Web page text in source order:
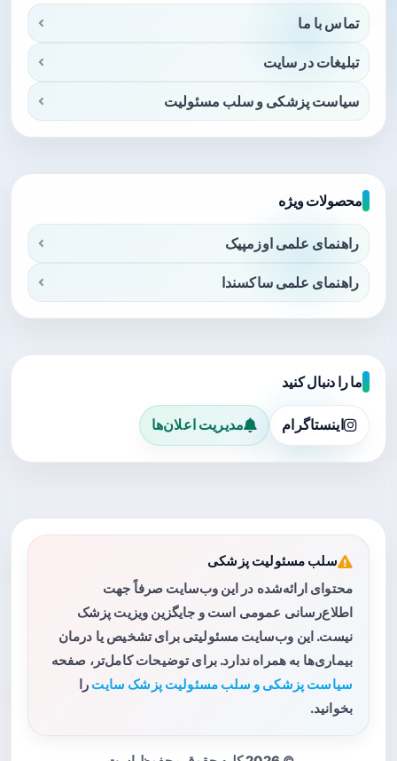
تماس با ما
تبلیغات در سایت
سیاست پزشکی و سلب مسئولیت
محصولات ویژه
راهنمای علمی اوزمپیک
راهنمای علمی ساکسندا
ما را دنبال کنید
اینستاگرام مدیریت اعلان‌ها
سلب مسئولیت پزشکی
محتوای ارائه‌شده در این وب‌سایت صرفاً جهت
اطلاع‌رسانی عمومی است و جایگزین ویزیت پزشک
نیست. این وب‌سایت مسئولیتی برای تشخیص یا درمان
بیماری‌ها به همراه ندارد. برای توضیحات کامل‌تر، صفحه
سیاست پزشکی و سلب مسئولیت پزشک سایت را
بخوانید.